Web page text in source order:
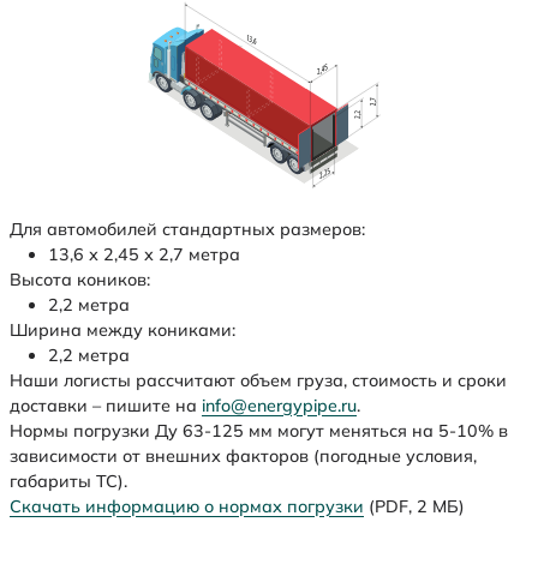
Для автомобилей стандартных размеров:
13,6 х 2,45 х 2,7 метра
Высота коников:
2,2 метра
Ширина между кониками:
2,2 метра
Наши логисты рассчитают объем груза, стоимость и сроки
доставки – пишите на info@energypipe.ru.
Нормы погрузки Ду 63-125 мм могут меняться на 5-10% в
зависимости от внешних факторов (погодные условия,
габариты ТС).
Скачать информацию о нормах погрузки (PDF, 2 МБ)